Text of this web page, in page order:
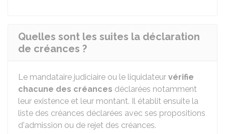
Quelles sont les suites la déclaration
de créances ?
Le mandataire judiciaire ou le liquidateur vérifie
chacune des créances déclarées notamment
leur existence et leur montant. Il établit ensuite la
liste des créances déclarées avec ses propositions
d'admission ou de rejet des créances.